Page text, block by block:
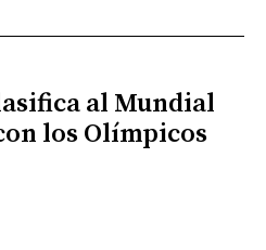
al Mundial
los Olímpicos